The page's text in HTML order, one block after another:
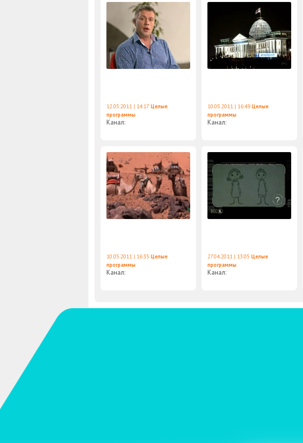
12.05.2011 | 14:17 Целые
программы
Канал:
10.05.2011 | 16:49 Целые
программы
Канал:
10.05.2011 | 16:35 Целые
программы
Канал:
27.04.2011 | 13:05 Целые
программы
Канал: